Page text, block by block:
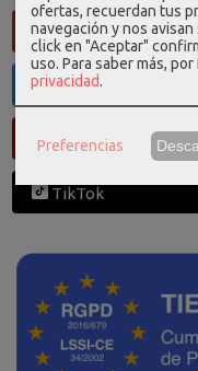
Pinterest
Facebook
Youtube
TikTok
ofertas, recuerdan tus
navegación y nos
click en "Aceptar"
uso. Para saber más,
privacidad.
Preferencias